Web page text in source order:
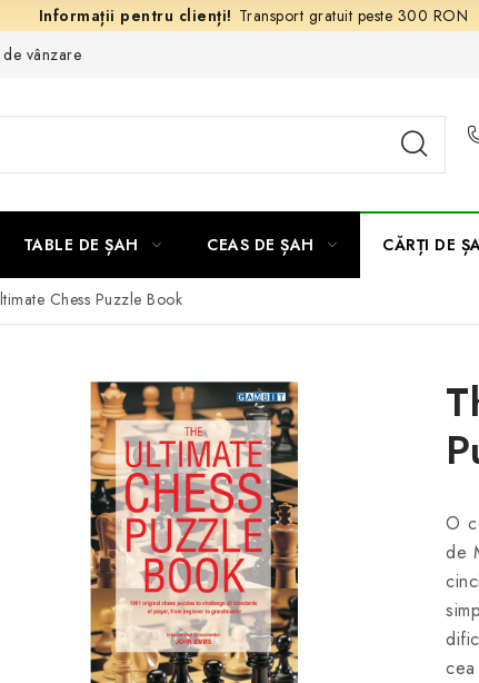
Transport gratuit peste 300 RON
vânzare
TABLE DE ȘAH CEAS DE ȘAH CĂRȚI DE
Chess Puzzle Book
O
de